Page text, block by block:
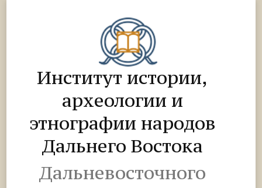
Институт истории,
археологии и
этнографии народов
Дальнего Востока
Дальневосточного